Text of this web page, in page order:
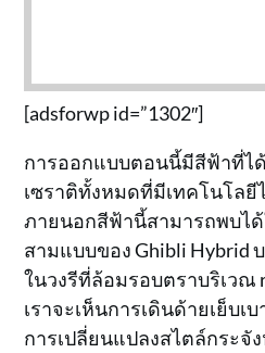
[adsforwp id=”1302″]
การออกแบบตอนนี้มีสีฟ้าที่ไ
เซราติทั้งหมดที่มีเทคโนโลยี
ภายนอกสีฟ้านี้สามารถพบไ
สามแบบของ Ghibli Hybrid
ในวงรีที่ล้อมรอบตราบริเวณ
เราจะเห็นการเดินด้ายเย็บเ
การเปลี่ยนแปลงสไตล์กระจั